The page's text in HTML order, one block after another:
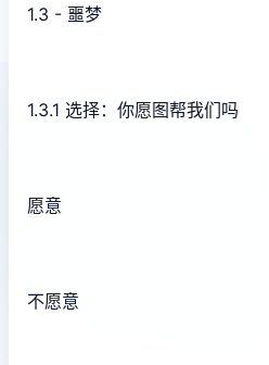
1.3 - 噩梦
1.3.1 选择：你愿图帮我们吗
愿意
不愿意